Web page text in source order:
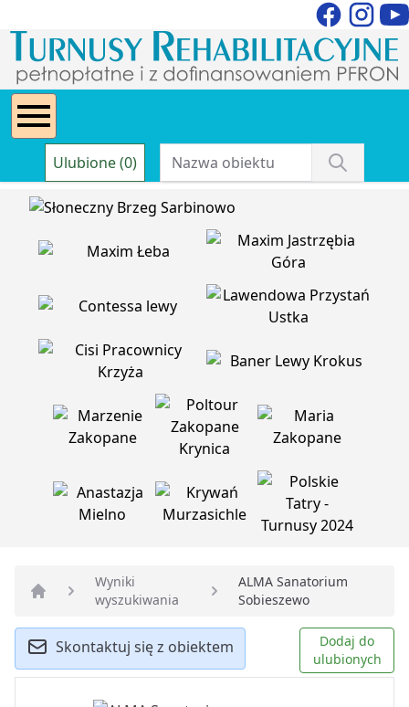
Ulubione (0)
Strona główna
Wyniki
wyszukiwania
ALMA Sanatorium
Sobieszewo
Skontaktuj się z obiektem
Dodaj do
ulubionych